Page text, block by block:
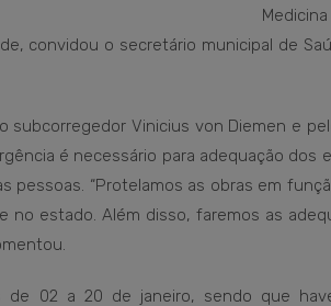
convidou o secretário municipal de
subcorregedor Vinicius von Diemen e
é necessário para adequação dos
pessoas. “Protelamos as obras em
no estado. Além disso, faremos as
de 02 a 20 de janeiro, sendo que